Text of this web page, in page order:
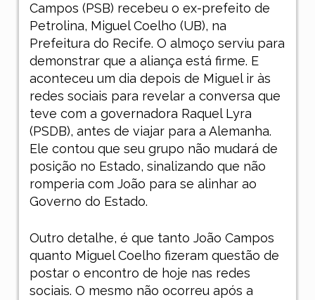
Campos (PSB) recebeu o ex-prefeito de
Petrolina, Miguel Coelho (UB), na
Prefeitura do Recife. O almoço serviu para
demonstrar que a aliança está firme. E
aconteceu um dia depois de Miguel ir às
redes sociais para revelar a conversa que
teve com a governadora Raquel Lyra
(PSDB), antes de viajar para a Alemanha.
Ele contou que seu grupo não mudará de
posição no Estado, sinalizando que não
romperia com João para se alinhar ao
Governo do Estado.
Outro detalhe, é que tanto João Campos
quanto Miguel Coelho fizeram questão de
postar o encontro de hoje nas redes
sociais. O mesmo não ocorreu após a